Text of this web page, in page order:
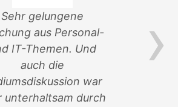
Sehr gelungene
aus Personal-
IT-Themen. Und
auch die
war
unterhaltsam durch
an
›